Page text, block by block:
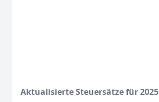
Aktualisierte Steuersätze für 2025